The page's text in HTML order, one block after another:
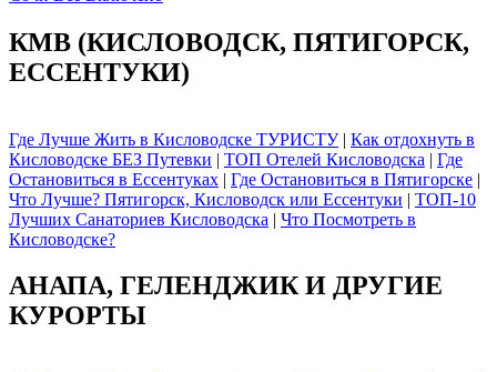
КМВ (КИСЛОВОДСК, ПЯТИГОРСК,
ЕССЕНТУКИ)
Где Лучше Жить в Кисловодске ТУРИСТУ| Как отдохнуть в
Кисловодске БЕЗ Путевки | ТОП Отелей Кисловодска | Где
Остановиться в Ессентуках | Где Остановиться в Пятигорске |
Что Лучше? Пятигорск, Кисловодск или Ессентуки | ТОП-10
Лучших Санаториев Кисловодска | Что Посмотреть в
Кисловодске?
АНАПА, ГЕЛЕНДЖИК И ДРУГИЕ
КУРОРТЫ